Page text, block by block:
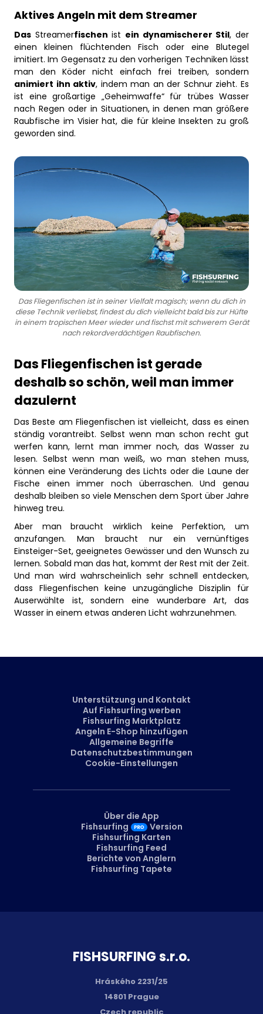
Aktives Angeln mit dem Streamer
Das Streamerfischen ist ein dynamischerer Stil, der
einen kleinen flüchtenden Fisch oder eine Blutegel
imitiert. Im Gegensatz zu den vorherigen Techniken lässt
man den Köder nicht einfach frei treiben, sondern
animiert ihn aktiv, indem man an der Schnur zieht. Es
ist eine großartige „Geheimwaffe“ für trübes Wasser
nach Regen oder in Situationen, in denen man größere
Raubfische im Visier hat, die für kleine Insekten zu groß
geworden sind.
Das Fliegenfischen ist in seiner Vielfalt magisch; wenn du dich in
diese Technik verliebst, findest du dich vielleicht bald bis zur Hüfte
in einem tropischen Meer wieder und fischst mit schwerem Gerät
nach rekordverdächtigen Raubfischen.
Das Fliegenfischen ist gerade
deshalb so schön, weil man immer
dazulernt
Das Beste am Fliegenfischen ist vielleicht, dass es einen
ständig vorantreibt. Selbst wenn man schon recht gut
werfen kann, lernt man immer noch, das Wasser zu
lesen. Selbst wenn man weiß, wo man stehen muss,
können eine Veränderung des Lichts oder die Laune der
Fische einen immer noch überraschen. Und genau
deshalb bleiben so viele Menschen dem Sport über Jahre
hinweg treu.
Aber man braucht wirklich keine Perfektion, um
anzufangen. Man braucht nur ein vernünftiges
Einsteiger-Set, geeignetes Gewässer und den Wunsch zu
lernen. Sobald man das hat, kommt der Rest mit der Zeit.
Und man wird wahrscheinlich sehr schnell entdecken,
dass Fliegenfischen keine unzugängliche Disziplin für
Auserwählte ist, sondern eine wunderbare Art, das
Wasser in einem etwas anderen Licht wahrzunehmen.
FISH­SURFING s.r.o.
Hráského 2231/25
14801 Prague
Czech republic
Unterstützung und Kontakt
Auf Fishsurfing werben
Fishsurfing Marktplatz
Angeln E-Shop hinzufügen
Allgemeine Begriffe
Datenschutzbestimmungen
Cookie-Einstellungen
Über die App
Fishsurfing
Version
Fishsurfing Karten
Fishsurfing Feed
Berichte von Anglern
Fishsurfing Tapete